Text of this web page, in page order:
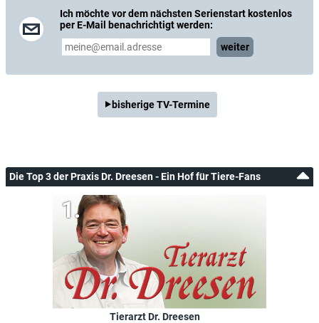
Ich möchte vor dem nächsten Serienstart kostenlos
per E-Mail benachrichtigt werden:
weiter
bisherige TV-Termine
Die Top 3 der Praxis Dr. Dreesen - Ein Hof für Tiere-Fans
Tierarzt Dr. Dreesen